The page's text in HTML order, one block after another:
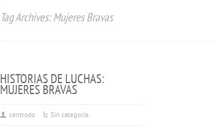
Tag Archives: Mujeres Bravas
HISTORIAS DE LUCHAS:
MUJERES BRAVAS
centrodo Sin categoría